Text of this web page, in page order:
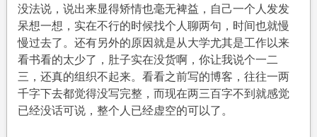
没法说，说出来显得矫情也毫无裨益，自己一个人发发
呆想一想，实在不行的时候找个人聊两句，时间也就慢
慢过去了。还有另外的原因就是从大学尤其是工作以来
看书看的太少了，肚子实在没货啊，你让我说个一二
三，还真的组织不起来。看看之前写的博客，往往一两
千字下去都觉得没写完整，而现在两三百字不到就感觉
已经没话可说，整个人已经虚空的可以了。